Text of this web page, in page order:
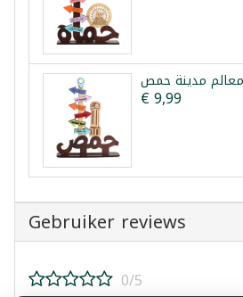
مدينة حمص
€ 9,99
Gebruiker reviews
0/5